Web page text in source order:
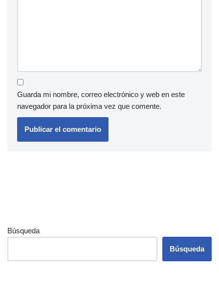
Guarda mi nombre, correo electrónico y web en este
navegador para la próxima vez que comente.
Búsqueda
Búsqueda